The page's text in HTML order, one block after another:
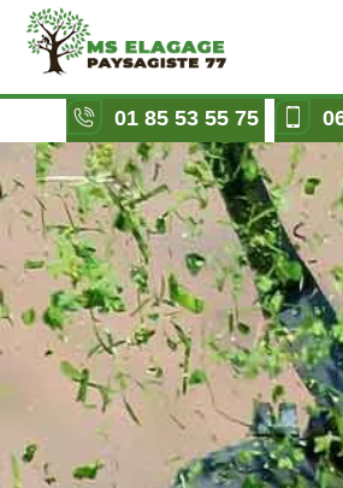
01 85 53 55 75